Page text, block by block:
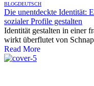
BLOGDEUTSCH
Die unentdeckte Identität:
sozialer Profile gestalten
Identität gestalten in einer
wirkt überflutet von
Read More